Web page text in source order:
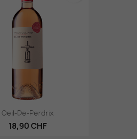
Oeil-De-Perdrix
18,90 CHF